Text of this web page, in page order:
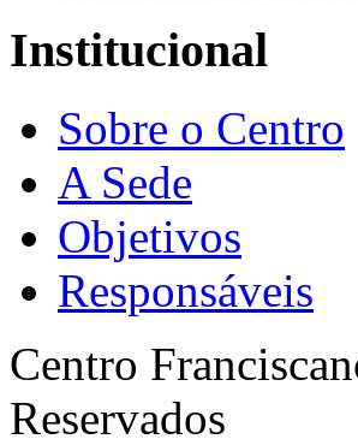
Institucional
Sobre o Centro
A Sede
Objetivos
Responsáveis
Centro
Reservados